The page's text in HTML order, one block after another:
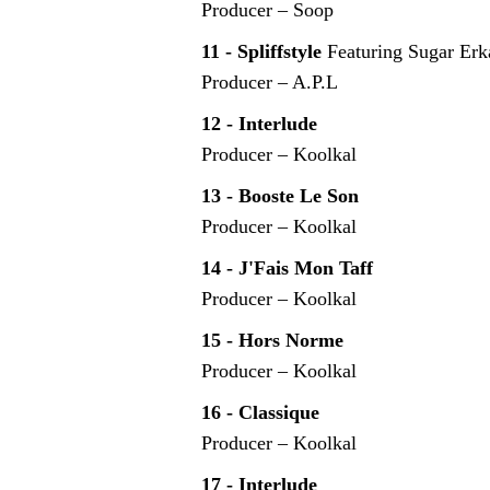
Producer – Soop
11 - Spliffstyle Featuring Sugar
Producer – A.P.L
12 - Interlude
Producer – Koolkal
13 - Booste Le Son
Producer – Koolkal
14 - J'Fais Mon Taff
Producer – Koolkal
15 - Hors Norme
Producer – Koolkal
16 - Classique
Producer – Koolkal
17 - Interlude